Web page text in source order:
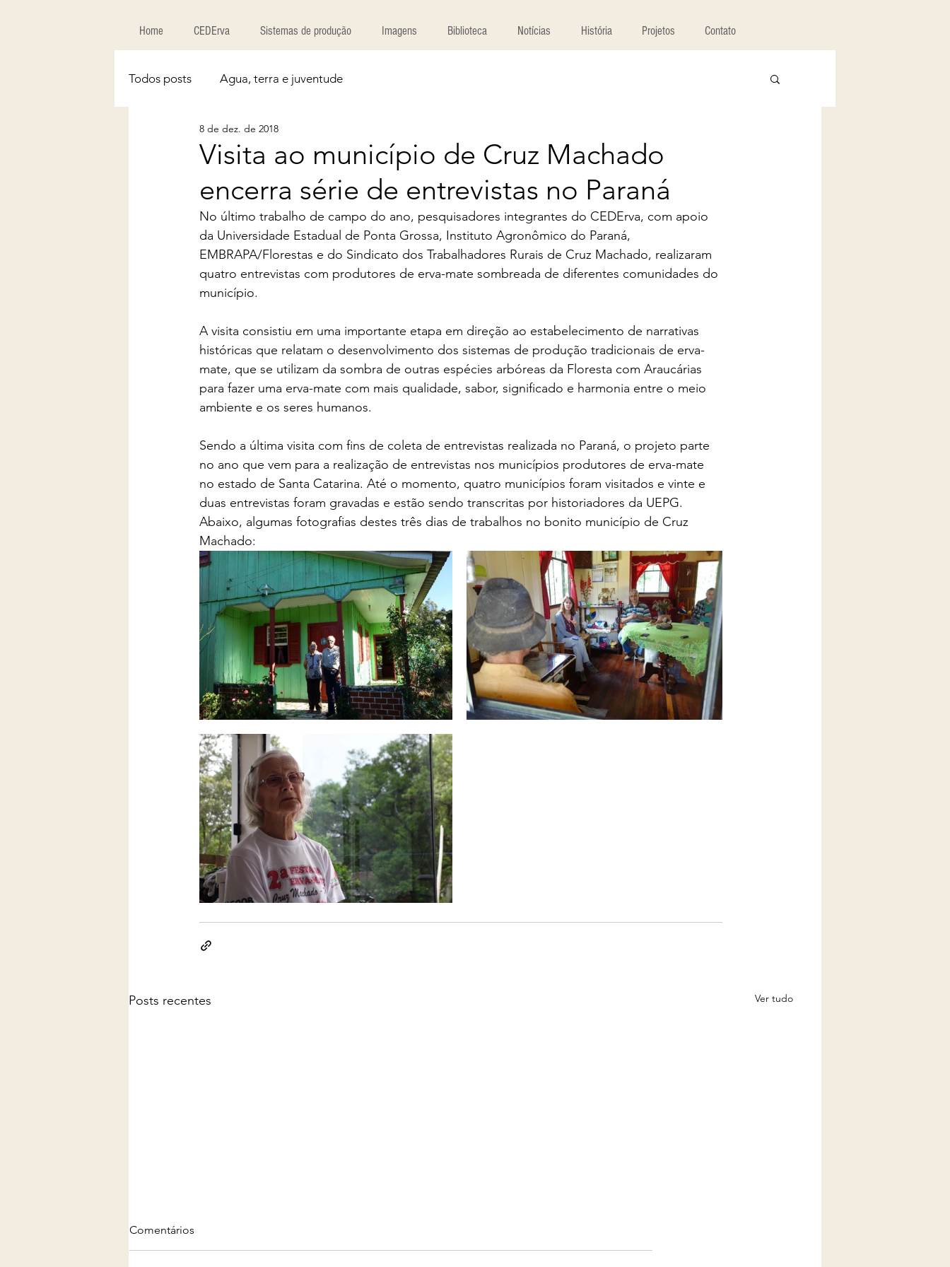
Home CEDErva Sistemas de produção Imagens Biblioteca Notícias História Projetos Contato
Todos posts Agua, terra e juventude
Visita ao município de Cruz Machado
encerra série de entrevistas no Paraná
8 de dez. de 2018
No último trabalho de campo do ano, pesquisadores integrantes do CEDErva, com apoio
da Universidade Estadual de Ponta Grossa, Instituto Agronômico do Paraná,
EMBRAPA/Florestas e do Sindicato dos Trabalhadores Rurais de Cruz Machado, realizaram
quatro entrevistas com produtores de erva-mate sombreada de diferentes comunidades do
município.
A visita consistiu em uma importante etapa em direção ao estabelecimento de narrativas
históricas que relatam o desenvolvimento dos sistemas de produção tradicionais de erva-
mate, que se utilizam da sombra de outras espécies arbóreas da Floresta com Araucárias
para fazer uma erva-mate com mais qualidade, sabor, significado e harmonia entre o meio
ambiente e os seres humanos.
Sendo a última visita com fins de coleta de entrevistas realizada no Paraná, o projeto parte
no ano que vem para a realização de entrevistas nos municípios produtores de erva-mate
no estado de Santa Catarina. Até o momento, quatro municípios foram visitados e vinte e
duas entrevistas foram gravadas e estão sendo transcritas por historiadores da UEPG.
Abaixo, algumas fotografias destes três dias de trabalhos no bonito município de Cruz
Machado:
Posts recentes Ver tudo
Comentários